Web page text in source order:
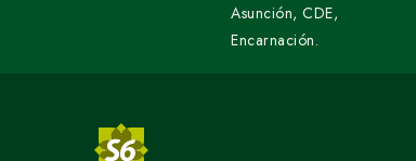
Asunción, CDE,
Encarnación.